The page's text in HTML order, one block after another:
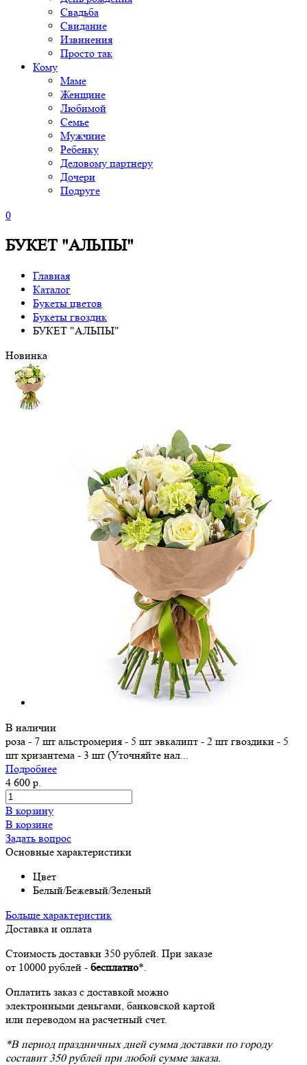
Свадьба
Свидание
Извинения
Просто так
Кому
Маме
Женщине
Любимой
Семье
Мужчине
Ребенку
Деловому партнеру
Дочери
Подруге
0
БУКЕТ "АЛЬПЫ"
Главная
Каталог
Букеты цветов
Букеты гвоздик
БУКЕТ "АЛЬПЫ"
Новинка
В наличии
роза - 7 шт альстромерия - 5 шт эвкалипт - 2 шт гвоздики - 5
шт хризантема - 3 шт (Уточняйте нал...
Подробнее
4 600 р.
В корзину
В корзине
Задать вопрос
Основные характеристики
Цвет
Белый/Бежевый/Зеленый
Больше характеристик
Доставка и оплата
Стоимость доставки 350 рублей. При заказе
от 10000 рублей - бесплатно*.
Оплатить заказ с доставкой можно
электронными деньгами, банковской картой
или переводом на расчетный счет.
*В период праздничных дней сумма доставки по городу
составит 350 рублей при любой сумме заказа.